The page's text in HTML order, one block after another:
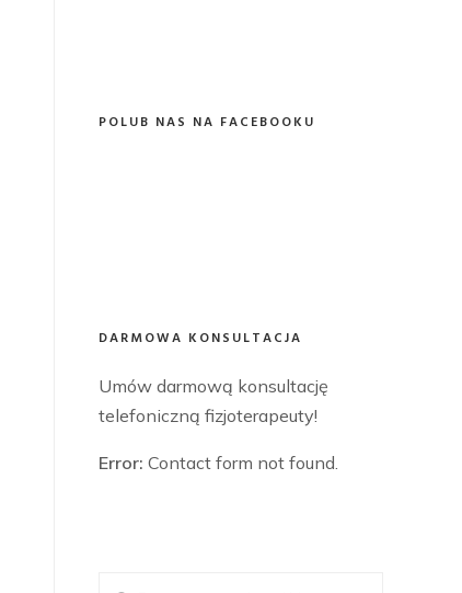
POLUB NAS NA FACEBOOKU
DARMOWA KONSULTACJA
Umów darmową konsultację
telefoniczną fizjoterapeuty!
Error: Contact form not found.